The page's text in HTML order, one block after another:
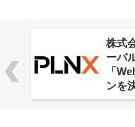
株式
ーバ
「
ンを